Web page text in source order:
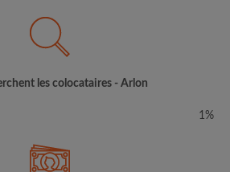
les colocataires - Arlon
1%